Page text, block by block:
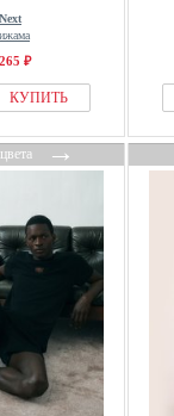
Next
₽
КУПИТЬ
→